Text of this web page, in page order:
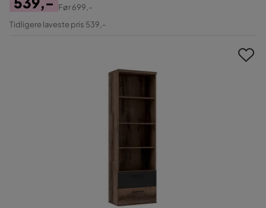
Pris
Original
Før699,-
Tidligere laveste pris 539,-